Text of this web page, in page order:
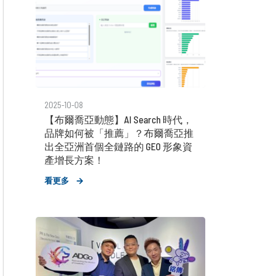
2025-10-08
【布爾喬亞動態】AI Search 時代，
品牌如何被「推薦」？布爾喬亞推
出全亞洲首個全鏈路的 GEO 形象資
產增長方案！
看更多